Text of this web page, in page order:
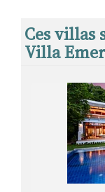
Ces villas
Villa